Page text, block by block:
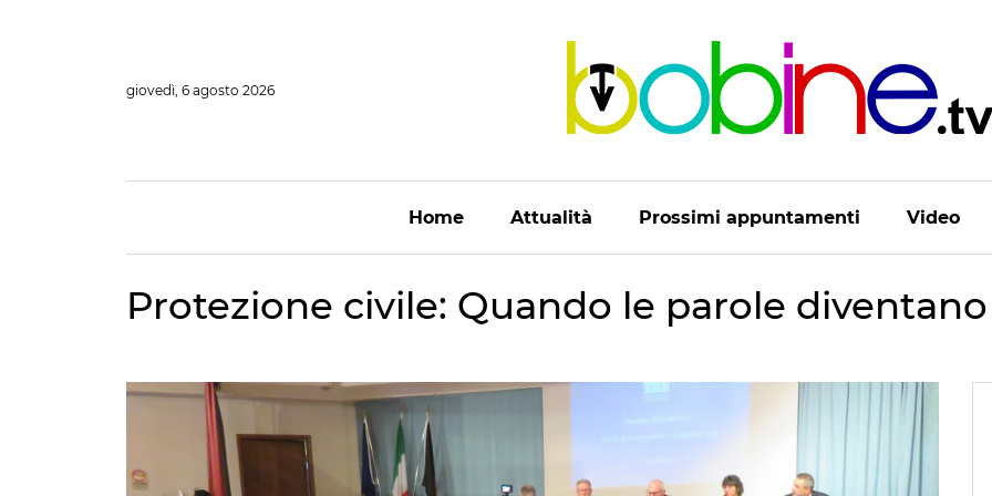
giovedì, 6 agosto 2026
Home Attualità Prossimi appuntamenti Video
Protezione civile: Quando le parole